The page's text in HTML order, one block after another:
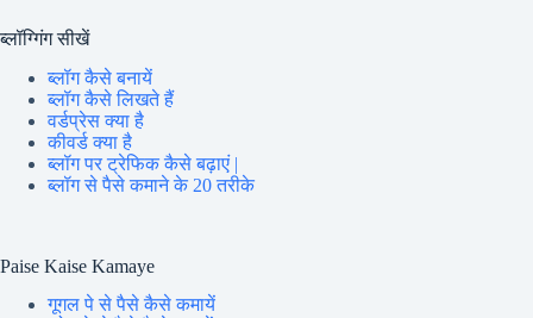
ब्लॉग्गिंग सीखें
ब्लॉग कैसे बनायें
ब्लॉग कैसे लिखते हैं
वर्डप्रेस क्या है
कीवर्ड क्या है
ब्लॉग पर ट्रेफिक कैसे बढ़ाएं |
ब्लॉग से पैसे कमाने के 20 तरीके
Paise Kaise Kamaye
गूगल पे से पैसे कैसे कमायें